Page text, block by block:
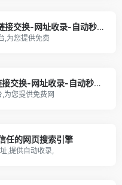
188收录网_网站收录-友情链接交换-网址收录-自动秒收录
,为您提供免费
AA导航网_网站收录-友情链接交换-网址收录-自动秒收录
为您提供免费网
任的网页搜索引擎
,提供自动收录,